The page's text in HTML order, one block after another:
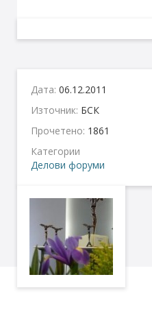
Дата: 06.12.2011
Източник: БСК
Прочетено: 1861
Категории
Делови форуми